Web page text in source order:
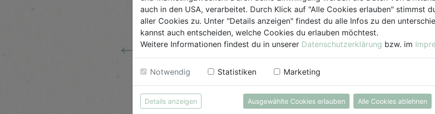
←
getrocknet 20g
Abflussreiniger
1L
AlmaWin
Kokosraspeln
250g
Rapunzel Naturkost Sonnentor
auch in den USA, verarbeitet. Durch Klick auf "Alle Cookies erlauben" stimmst
aller Cookies zu. Unter "Details anzeigen" findest du alle Infos zu den
kannst auch entscheiden, welche Cookies du erlauben möchtest.
Weitere Informationen findest du in unserer Datenschutzerklärung bzw. im
Notwendig Statistiken Marketing
Details anzeigen Ausgewählte Cookies erlauben Alle Cookies ablehnen